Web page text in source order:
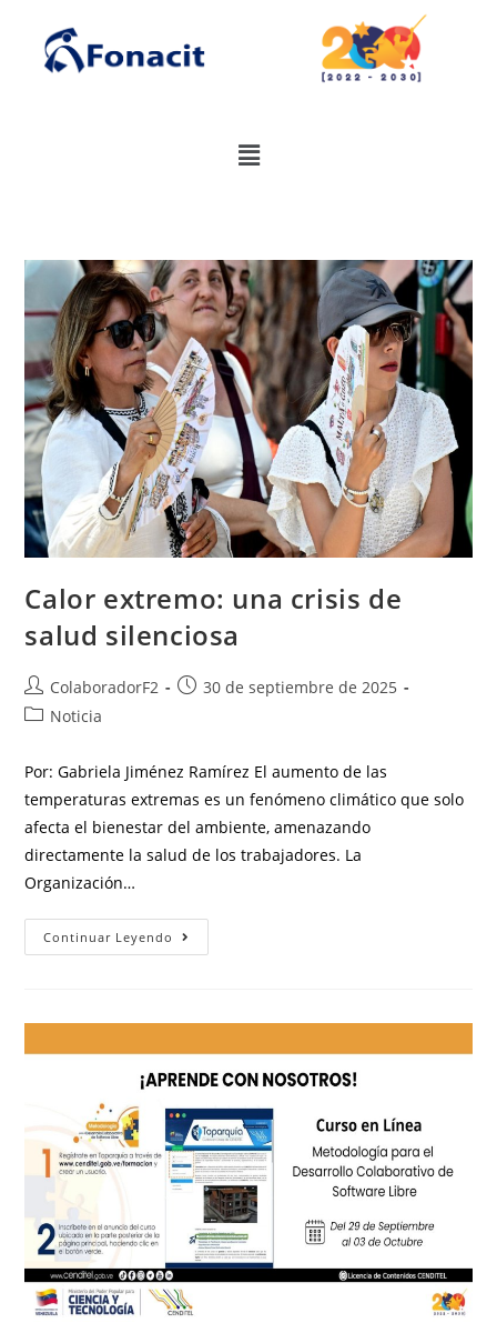
Calor extremo: una crisis de
salud silenciosa
ColaboradorF2
30 de septiembre de 2025
Noticia
Por: Gabriela Jiménez Ramírez El aumento de las
temperaturas extremas es un fenómeno climático que solo
afecta el bienestar del ambiente, amenazando
directamente la salud de los trabajadores. La
Organización…
Continuar Leyendo